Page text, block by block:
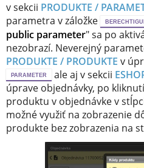
v sekcii PRODUKTE /
parametra v záložke
public parameter" sa po
nezobrazí. Neverejný
PRODUKTE / PRODUKTE v
PARAMETER ale aj v sekcii
úprave objednávky, po
produktu v objednávke v
možné využiť na zobrazenie
produkte bez zobrazenia na